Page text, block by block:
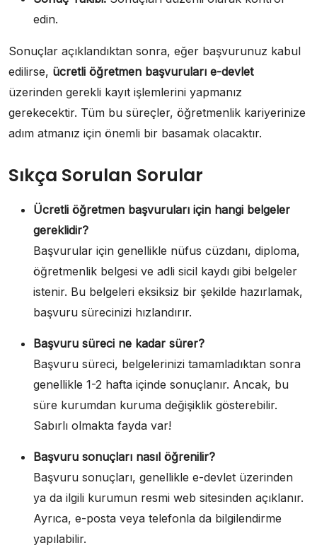
edin.
Sonuçlar açıklandıktan sonra, eğer başvurunuz kabul
edilirse, ücretli öğretmen başvuruları e-devlet
üzerinden gerekli kayıt işlemlerini yapmanız
gerekecektir. Tüm bu süreçler, öğretmenlik kariyerinize
adım atmanız için önemli bir basamak olacaktır.
Sıkça Sorulan Sorular
Ücretli öğretmen başvuruları için hangi belgeler
gereklidir?
Başvurular için genellikle nüfus cüzdanı, diploma,
öğretmenlik belgesi ve adli sicil kaydı gibi belgeler
istenir. Bu belgeleri eksiksiz bir şekilde hazırlamak,
başvuru sürecinizi hızlandırır.
Başvuru süreci ne kadar sürer?
Başvuru süreci, belgelerinizi tamamladıktan sonra
genellikle 1-2 hafta içinde sonuçlanır. Ancak, bu
süre kurumdan kuruma değişiklik gösterebilir.
Sabırlı olmakta fayda var!
Başvuru sonuçları nasıl öğrenilir?
Başvuru sonuçları, genellikle e-devlet üzerinden
ya da ilgili kurumun resmi web sitesinden açıklanır.
Ayrıca, e-posta veya telefonla da bilgilendirme
yapılabilir.